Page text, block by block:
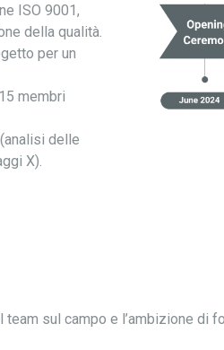
ISO 9001,
della qualità.
per un
membri
delle
X).
sul campo e l’ambizione